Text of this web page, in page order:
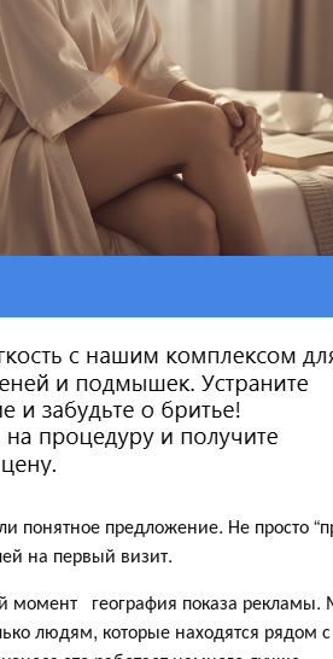
понятное предложение. Не просто
на первый визит.
география показа рекламы.
людям, которые находятся